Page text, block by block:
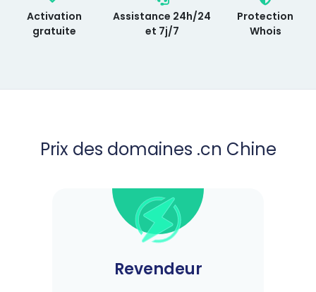
Activation
gratuite
Assistance 24h/24
et 7j/7
Protection
Whois
Prix des domaines .cn Chine
Revendeur